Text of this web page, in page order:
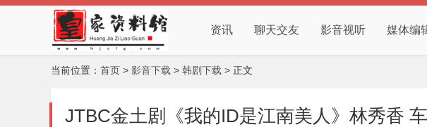
资讯 聊天交友 影音视听 媒体编
当前位置： 首页 > 影音下载 > 韩剧下载 > 正文
JTBC金土剧《我的ID是江南美人》林秀香